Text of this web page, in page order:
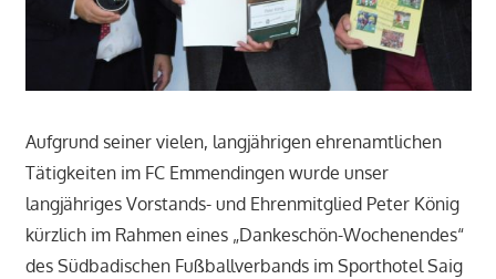
Aufgrund seiner vielen, langjährigen ehrenamtlichen
Tätigkeiten im FC Emmendingen wurde unser
langjähriges Vorstands- und Ehrenmitglied Peter König
kürzlich im Rahmen eines „Dankeschön-Wochenendes“
des Südbadischen Fußballverbands im Sporthotel Saig